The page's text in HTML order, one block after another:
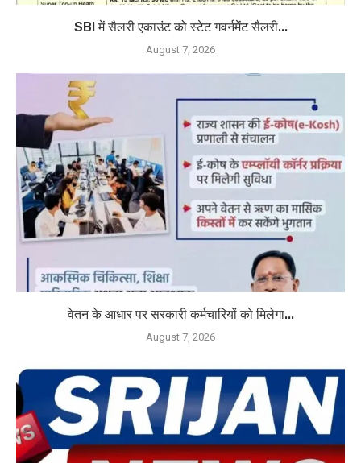
SBI में सैलरी एकाउंट को स्टेट गवर्नमेंट सैलरी...
August 7, 2026
वेतन के आधार पर सरकारी कर्मचारियों को मिलेगा...
August 7, 2026